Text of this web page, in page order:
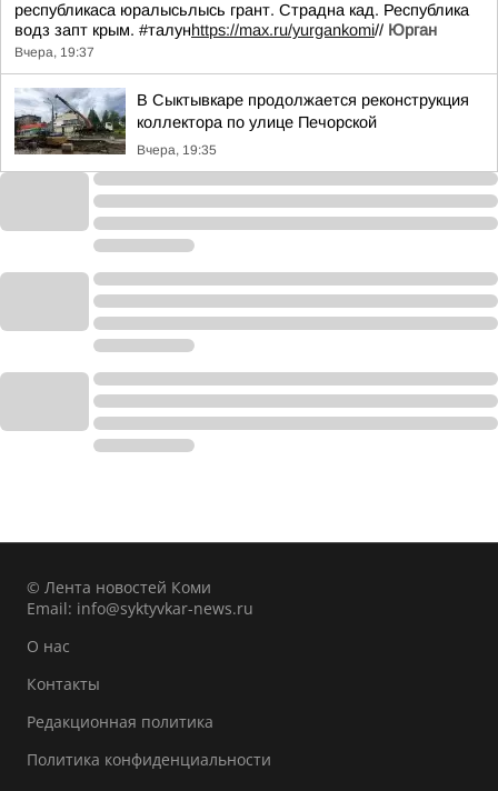
республикаса юралысьлысь грант. Страдна кад. Республика
водз запт крым. #талунhttps://max.ru/yurgankomi// Юрган
Вчера, 19:37
В Сыктывкаре продолжается реконструкция
коллектора по улице Печорской
Вчера, 19:35
© Лента новостей Коми
Email: info@syktyvkar-news.ru
О нас
Контакты
Редакционная политика
Политика конфиденциальности